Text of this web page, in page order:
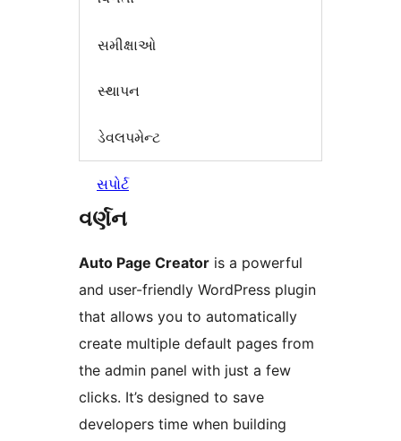
સમીક્ષાઓ
સ્થાપન
ડેવલપમેન્ટ
સપોર્ટ
વર્ણન
Auto Page Creator is a powerful
and user-friendly WordPress plugin
that allows you to automatically
create multiple default pages from
the admin panel with just a few
clicks. It’s designed to save
developers time when building